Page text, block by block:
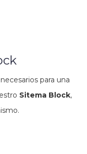
para una
Sitema Block,